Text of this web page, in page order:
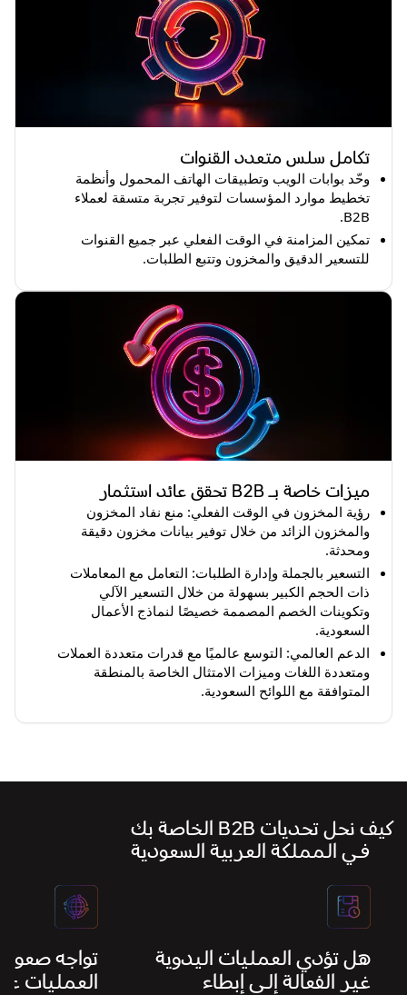
تكامل سلس متعدد القنوات
وحّد بوابات الويب وتطبيقات الهاتف المحمول وأنظمة
تخطيط موارد المؤسسات لتوفير تجربة متسقة لعملاء
B2B.
تمكين المزامنة في الوقت الفعلي عبر جميع القنوات
للتسعير الدقيق والمخزون وتتبع الطلبات.
ميزات خاصة بـ B2B تحقق عائد استثمار
رؤية المخزون في الوقت الفعلي: منع نفاد المخزون
والمخزون الزائد من خلال توفير بيانات مخزون دقيقة
ومحدثة.
التسعير بالجملة وإدارة الطلبات: التعامل مع المعاملات
ذات الحجم الكبير بسهولة من خلال التسعير الآلي
وتكوينات الخصم المصممة خصيصًا لنماذج الأعمال
السعودية.
الدعم العالمي: التوسع عالميًا مع قدرات متعددة العملات
ومتعددة اللغات وميزات الامتثال الخاصة بالمنطقة
المتوافقة مع اللوائح السعودية.
كيف نحل تحديات B2B الخاصة بك
في المملكة العربية السعودية
هل تؤدي العمليات اليدوية
غير الفعالة إلى إبطاء
تواجه
العمليات